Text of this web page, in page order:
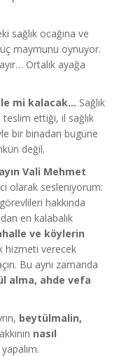
sağlık ocağına ve
maymunu oynuyor.
Ortalık ayağa
mi kalacak… Sağlık
teslim ettiği, il sağlık
bir binadan bugüne
değil.
Vali Mehmet
olarak sesleniyorum:
hakkında
en kalabalık
ve köylerin
hizmeti verecek
Bu aynı zamanda
alma, ahde vefa
beytülmalin,
nasıl